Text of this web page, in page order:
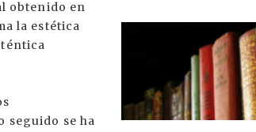
obtenido en
la estética
seguido se ha